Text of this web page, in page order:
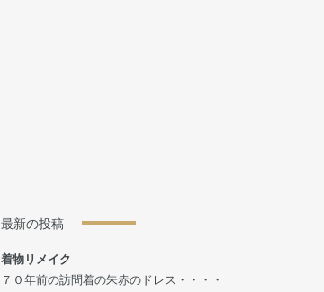
最新の投稿
着物リメイク
７０年前の訪問着の朱赤のドレス・・・・